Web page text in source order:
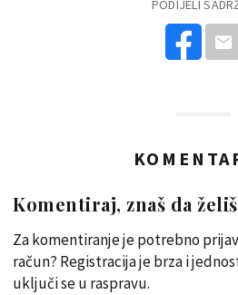
PODIJELI
Komentiraj, znaš da
Za komentiranje je potrebno
račun? Registracija je brza i
uključi se u raspravu.